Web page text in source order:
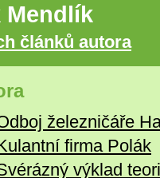
Mendlík
článků autora
železničáře
firma Polák
výklad